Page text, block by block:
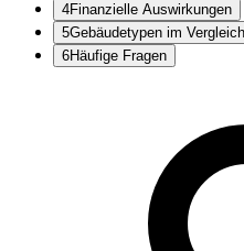
4Finanzielle Auswirkungen
5Gebäudetypen im Vergleich
6Häufige Fragen